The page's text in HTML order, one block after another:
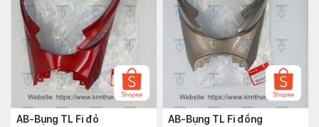
AB-Bụng TL Fi đỏ
AB-Bụng TL Fi đồng